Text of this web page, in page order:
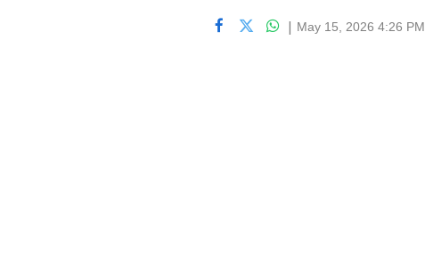
May 15, 2026 4:26 PM
|